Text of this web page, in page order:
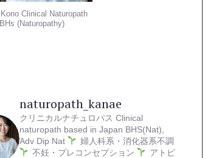
Clinical Naturopath
BHs (Naturopathy)
naturopath_kanae
クリニカルナチュロパス Clinical
naturopath based in Japan BHS(Nat),
Adv Dip Nat
婦人科系・消化器系不調
不妊・プレコンセプション
アトピ